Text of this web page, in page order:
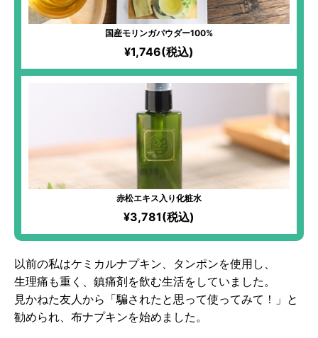
国産モリンガパウダー100%
¥1,746(税込)
赤松エキス入り化粧水
¥3,781(税込)
以前の私はケミカルナプキン、タンポンを使用し、
生理痛も重く、鎮痛剤を飲む生活をしていました。
見かねた友人から「騙されたと思って使ってみて！」と
勧められ、布ナプキンを始めました。